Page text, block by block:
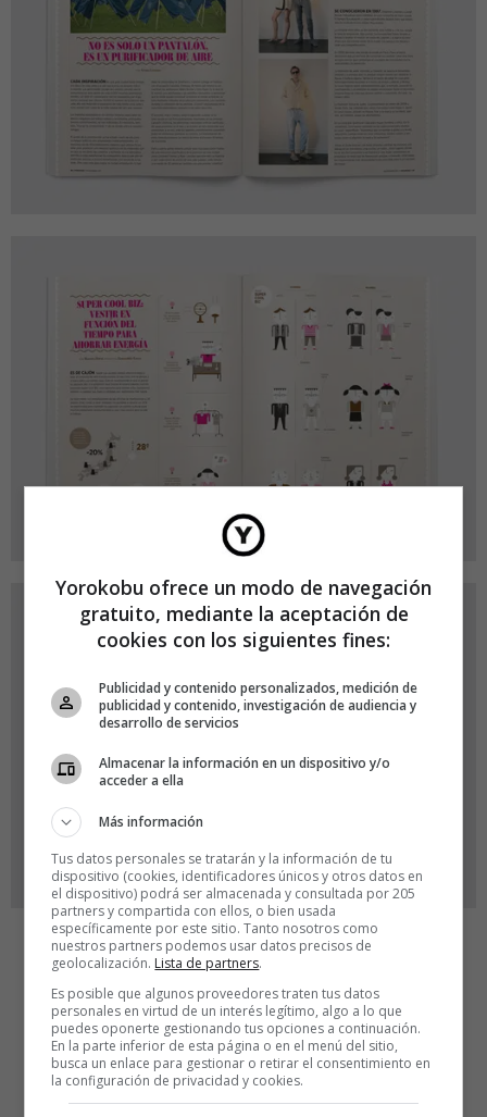
Yorokobu ofrece un modo de navegación
gratuito, mediante la aceptación de
cookies con los siguientes fines:
Publicidad y contenido personalizados, medición de
publicidad y contenido, investigación de audiencia y
desarrollo de servicios
Almacenar la información en un dispositivo y/o
acceder a ella
Más información
Tus datos personales se tratarán y la información de tu
dispositivo (cookies, identificadores únicos y otros datos en
el dispositivo) podrá ser almacenada y consultada por 205
partners y compartida con ellos, o bien usada
específicamente por este sitio. Tanto nosotros como
nuestros partners podemos usar datos precisos de
geolocalización. Lista de partners.
Es posible que algunos proveedores traten tus datos
personales en virtud de un interés legítimo, algo a lo que
puedes oponerte gestionando tus opciones a continuación.
En la parte inferior de esta página o en el menú del sitio,
busca un enlace para gestionar o retirar el consentimiento en
la configuración de privacidad y cookies.